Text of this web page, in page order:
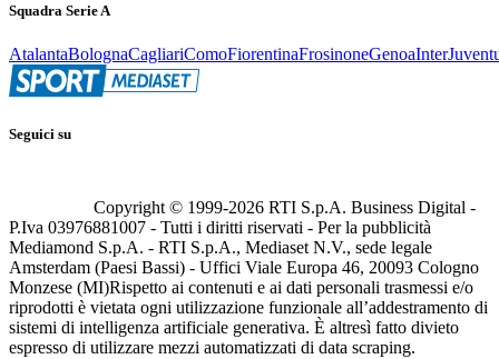
Squadra Serie A
AtalantaBolognaCagliariComoFiorentinaFrosinoneGenoaInter
Seguici su
Copyright © 1999-2026 RTI S.p.A. Business Digital -
P.Iva 03976881007 - Tutti i diritti riservati - Per la pubblicità
Mediamond S.p.A. - RTI S.p.A., Mediaset N.V., sede legale
Amsterdam (Paesi Bassi) - Uffici Viale Europa 46, 20093 Cologno
Monzese (MI)Rispetto ai contenuti e ai dati personali trasmessi e/o
riprodotti è vietata ogni utilizzazione funzionale all’addestramento di
sistemi di intelligenza artificiale generativa. È altresì fatto divieto
espresso di utilizzare mezzi automatizzati di data scraping.